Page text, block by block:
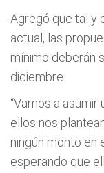
Agregó que tal y
actual, las
mínimo deberán
diciembre.
“Vamos a
ellos nos
ningún monto
esperando que